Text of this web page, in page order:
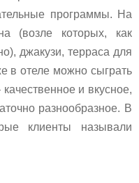
программы. На
(возле которых, как
джакузи, терраса для
в отеле можно сыграть
и вкусное,
разнообразное. В
клиенты называли